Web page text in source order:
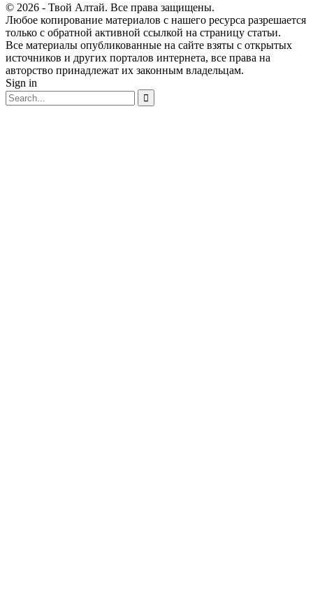
© 2026 - Твой Алтай. Все права защищены.
Любое копирование материалов с нашего ресурса разрешается
только с обратной активной ссылкой на страницу статьи.
Все материалы опубликованные на сайте взяты с открытых
источников и других порталов интернета, все права на
авторство принадлежат их законным владельцам.
Sign in